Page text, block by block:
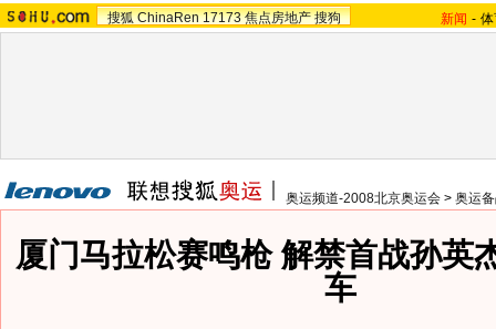
搜狐 ChinaRen 17173 焦点房地产 搜狗 新闻 -
奥运频道-2008北京奥运会 > 奥运
厦门马拉松赛鸣枪 解禁首战孙英
车